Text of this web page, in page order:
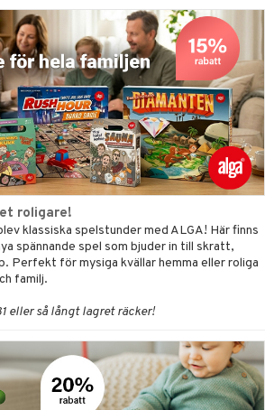
roligare!
klassiska spelstunder med ALGA! Här finns
spännande spel som bjuder in till skratt,
Perfekt för mysiga kvällar hemma eller roliga
familj.
eller så långt lagret räcker!